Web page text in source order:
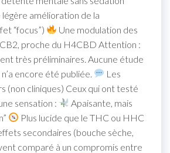
légère amélioration de la
“focus”)
Une modulation des
proche du H4CBD Attention :
très préliminaires. Aucune étude
encore été publiée.
Les
(non cliniques) Ceux qui ont testé
sensation :
Apaisante, mais
Plus lucide que le THC ou HHC
secondaires (bouche sèche,
comparé à un compromis entre